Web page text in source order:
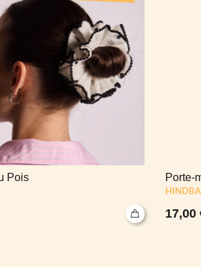
Pois Porte-
17,00